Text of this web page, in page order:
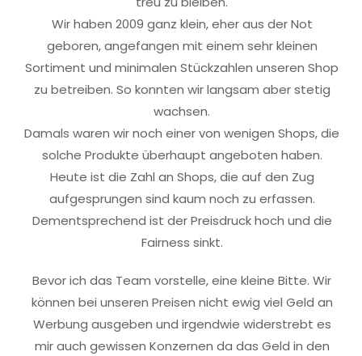
Wir haben 2009 ganz klein, eher aus der Not
geboren, angefangen mit einem sehr kleinen
Sortiment und minimalen Stückzahlen unseren Shop
zu betreiben. So konnten wir langsam aber stetig
wachsen.
Damals waren wir noch einer von wenigen Shops, die
solche Produkte überhaupt angeboten haben.
Heute ist die Zahl an Shops, die auf den Zug
aufgesprungen sind kaum noch zu erfassen.
Dementsprechend ist der Preisdruck hoch und die
Fairness sinkt.
Bevor ich das Team vorstelle, eine kleine Bitte. Wir
können bei unseren Preisen nicht ewig viel Geld an
Werbung ausgeben und irgendwie widerstrebt es
mir auch gewissen Konzernen da das Geld in den